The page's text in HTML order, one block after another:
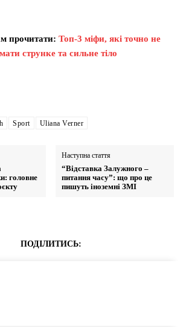
прочитати: Топ-3 міфи, які точно не
струнке та сильне тіло
Sport Uliana Verner
головне
Наступна стаття
“Відставка Залужного –
питання часу”: що про це
пишуть іноземні ЗМІ
ПОДІЛИТИСЬ: